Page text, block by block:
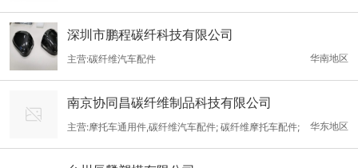
品、铁路机车配件、汽车配件、轨道交通设备、金属制品、电气设
备；货物进出口业务。（依法须经批准的项目，经相关部门批准后
方可开展经营活动）
深圳市鹏程碳纤科技有限公司
华南地区
主营:碳纤维汽车配件
南京协同昌碳纤维制品科技有限公司
华东地区
主营:摩托车通用件,碳纤维汽车配件; 碳纤维摩托车配件;
碳纤维挡泥板; 碳纤维汽车引擎盖; 碳纤维汽车内饰件